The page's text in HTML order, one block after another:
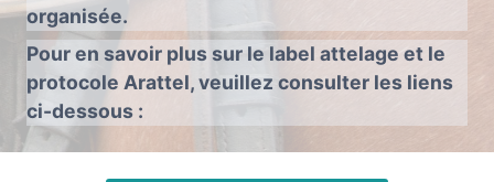
organisée.
Pour en savoir plus sur le label attelage et le
protocole Arattel, veuillez consulter les liens
ci-dessous :